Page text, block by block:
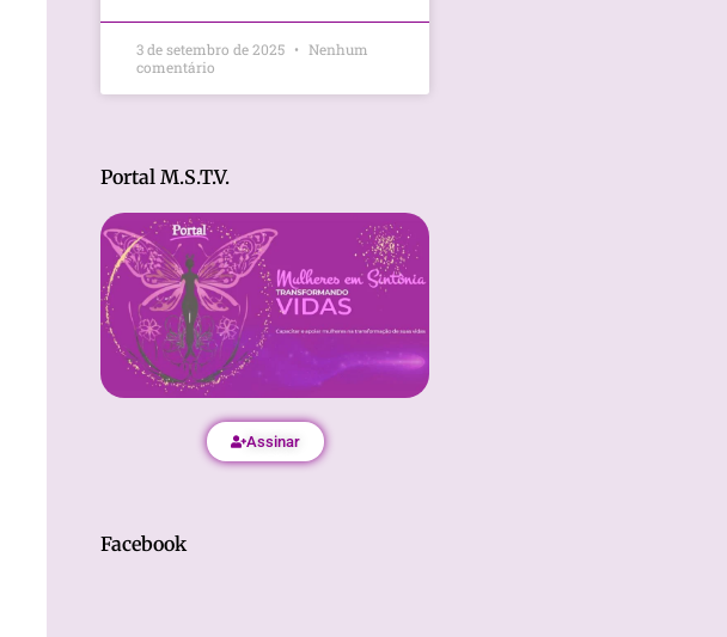
3 de setembro de 2025
Nenhum
comentário
Portal M.S.T.V.
Assinar
Facebook